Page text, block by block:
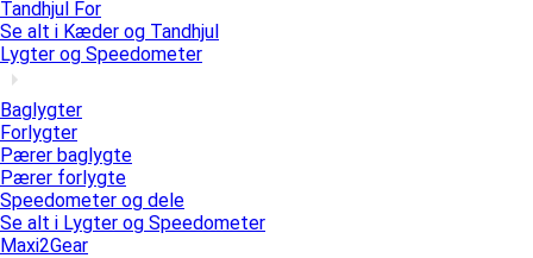
Tandhjul For
Se alt i Kæder og Tandhjul
Lygter og Speedometer
Baglygter
Forlygter
Pærer baglygte
Pærer forlygte
Speedometer og dele
Se alt i Lygter og Speedometer
Maxi2Gear